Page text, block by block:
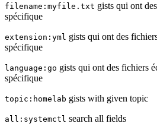
filename:myfile.txt gists qui ont
spécifique
extension:yml gists qui ont des
spécifique
language:go gists qui ont des fichiers
spécifique
topic:homelab gists with given topic
all:systemctl search all fields